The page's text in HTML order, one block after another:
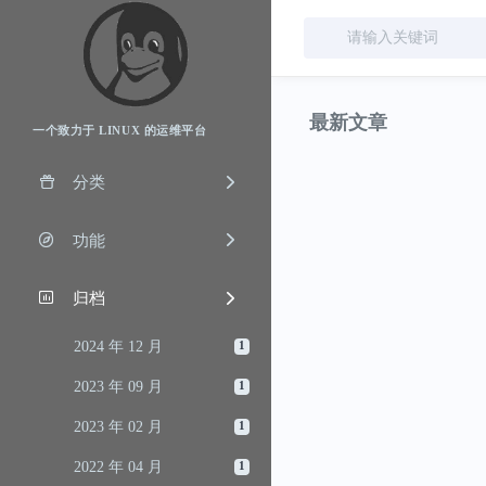
一个致力于 LINUX 的运维平台
分类
功能
归档
2024 年 12 月 1
2023 年 09 月 1
2023 年 02 月 1
2022 年 04 月 1
最新文章